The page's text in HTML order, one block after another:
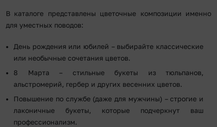
В каталоге представлены цветочные композиции именно
для уместных поводов:
День рождения или юбилей – выбирайте классические
или необычные сочетания цветов.
8 Марта – стильные букеты из тюльпанов,
альстромерий, гербер и других весенних цветов.
Повышение по службе (даже для мужчины) – строгие и
лаконичные букеты, которые подчеркнут ваш
профессионализм.